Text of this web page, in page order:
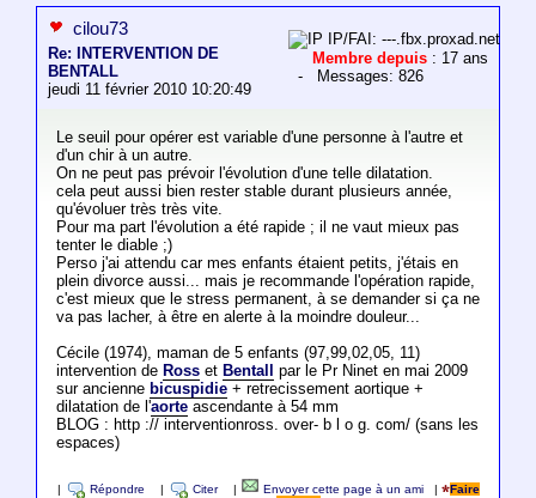
cilou73
Re: INTERVENTION DE
BENTALL
jeudi 11 février 2010 10:20:49
IP/FAI: ---.fbx.proxad.net
Membre depuis : 17 ans
- Messages: 826
Le seuil pour opérer est variable d'une personne à l'autre et
d'un chir à un autre.
On ne peut pas prévoir l'évolution d'une telle dilatation.
cela peut aussi bien rester stable durant plusieurs année,
qu'évoluer très très vite.
Pour ma part l'évolution a été rapide ; il ne vaut mieux pas
tenter le diable ;)
Perso j'ai attendu car mes enfants étaient petits, j'étais en
plein divorce aussi... mais je recommande l'opération rapide,
c'est mieux que le stress permanent, à se demander si ça ne
va pas lacher, à être en alerte à la moindre douleur...
Cécile (1974), maman de 5 enfants (97,99,02,05, 11)
intervention de Rosset Bentall
par le Pr Ninet en mai 2009
sur ancienne bicuspidie+ retrecissement aortique +
dilatation de l'aorteascendante à 54 mm
BLOG : http :// interventionross. over- b l o g. com/ (sans les
espaces)
Répondre Citer Envoyer cette page à un ami |
Faire